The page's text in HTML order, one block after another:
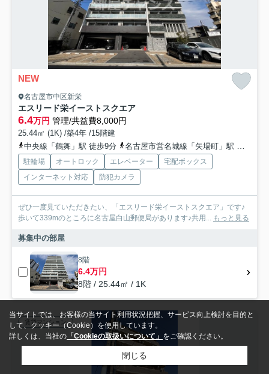
NEW
名古屋市中区新栄
エスリード栄イーストスクエア
6.4万円 管理/共益費8,000円
25.44㎡ (1K) /築4年 /15階建
中央線「鶴舞」駅 徒歩9分
名古屋市営名城線「矢場町」駅 徒歩12分
駐輪場 オートロック エレベーター
宅配ボックス
インターネット対応
防犯カメラ
ぜひ一度見ていただきたい、「エスリード栄イーストスクエア」です♪
歩いて339mのところに名古屋白山郵便局があります♪共用...
もっと見る
募集中の部屋
8階
6.4万円
8階 / 25.44㎡ / 1K
賃貸マンション
当サイトでは、お客様の当サイト利用状況把握、サービス向上検討を目的と
して、クッキー（Cookie）を使用しています。
詳しくは、当社の 「Cookieの取扱いについて」 をご確認ください。
閉じる